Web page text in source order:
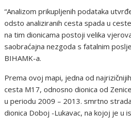
“Analizom prikupljenih podataka
odsto analiziranih cesta spada u
na tim dionicama postoji velika
saobraćajna nezgoda s fatalnim
BIHAMK-a.
Prema ovoj mapi, jedna od
cesta M17, odnosno dionica od
u periodu 2009 – 2013. smrtno
dionica Doboj -Lukavac, na kojoj je u